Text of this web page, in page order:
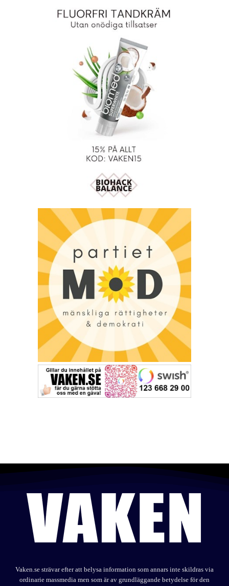
Vaken.se strävar efter att belysa information som annars inte skildras via
ordinarie massmedia men som är av grundläggande betydelse för den